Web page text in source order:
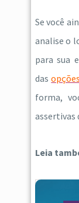
Se você
analise o
para sua
das
forma,
assertivas
Leia